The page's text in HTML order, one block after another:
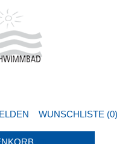
WUNSCHLISTE (0)